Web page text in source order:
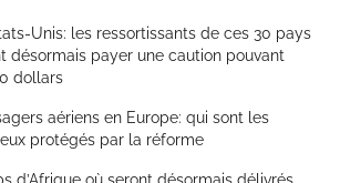
Unis: les ressortissants de ces 30 pays
désormais payer une caution pouvant
dollars
aériens en Europe: qui sont les
protégés par la réforme
d’Afrique où seront désormais délivrés